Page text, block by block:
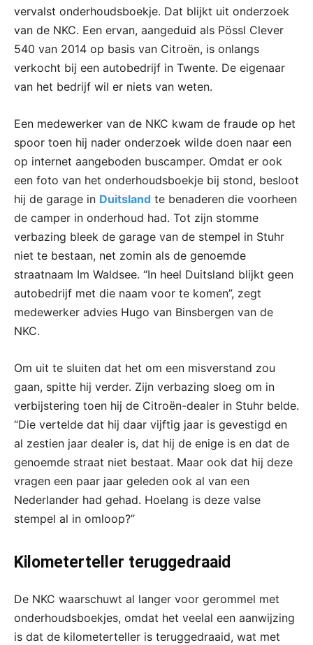
vervalst onderhoudsboekje. Dat blijkt uit onderzoek
van de NKC. Een ervan, aangeduid als Pössl Clever
540 van 2014 op basis van Citroën, is onlangs
verkocht bij een autobedrijf in Twente. De eigenaar
van het bedrijf wil er niets van weten.
Een medewerker van de NKC kwam de fraude op het
spoor toen hij nader onderzoek wilde doen naar een
op internet aangeboden buscamper. Omdat er ook
een foto van het onderhoudsboekje bij stond, besloot
hij de garage in Duitsland te benaderen die voorheen
de camper in onderhoud had. Tot zijn stomme
verbazing bleek de garage van de stempel in Stuhr
niet te bestaan, net zomin als de genoemde
straatnaam Im Waldsee. “In heel Duitsland blijkt geen
autobedrijf met die naam voor te komen”, zegt
medewerker advies Hugo van Binsbergen van de
NKC.
Om uit te sluiten dat het om een misverstand zou
gaan, spitte hij verder. Zijn verbazing sloeg om in
verbijstering toen hij de Citroën-dealer in Stuhr belde.
“Die vertelde dat hij daar vijftig jaar is gevestigd en
al zestien jaar dealer is, dat hij de enige is en dat de
genoemde straat niet bestaat. Maar ook dat hij deze
vragen een paar jaar geleden ook al van een
Nederlander had gehad. Hoelang is deze valse
stempel al in omloop?”
Kilometerteller teruggedraaid
De NKC waarschuwt al langer voor gerommel met
onderhoudsboekjes, omdat het veelal een aanwijzing
is dat de kilometerteller is teruggedraaid, wat met